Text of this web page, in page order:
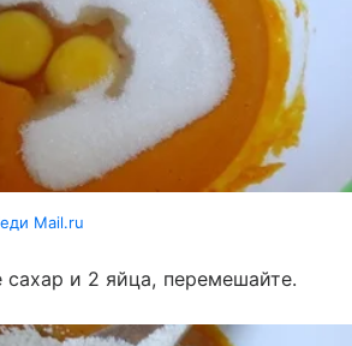
Mail.ru
сахар и 2 яйца, перемешайте.